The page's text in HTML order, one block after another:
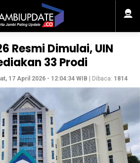
Resmi Dimulai, UIN
33 Prodi
17 April 2026 - 12:04:34 WIB | Dibaca: 1814